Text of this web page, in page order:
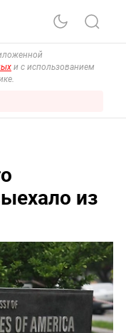
и с использованием
из